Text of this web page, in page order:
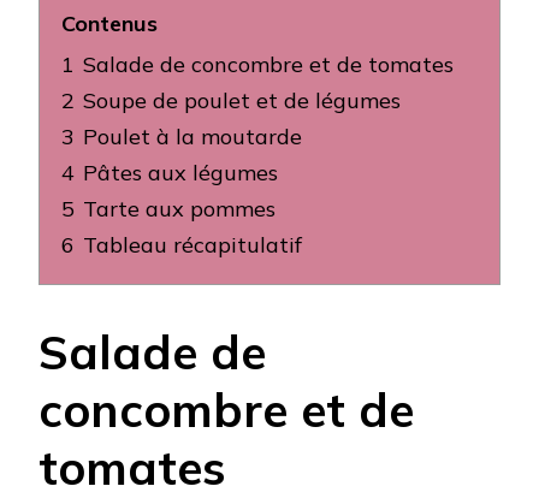
Contenus
1 Salade de concombre et de tomates
2 Soupe de poulet et de légumes
3 Poulet à la moutarde
4 Pâtes aux légumes
5 Tarte aux pommes
6 Tableau récapitulatif
Salade de
concombre et de
tomates